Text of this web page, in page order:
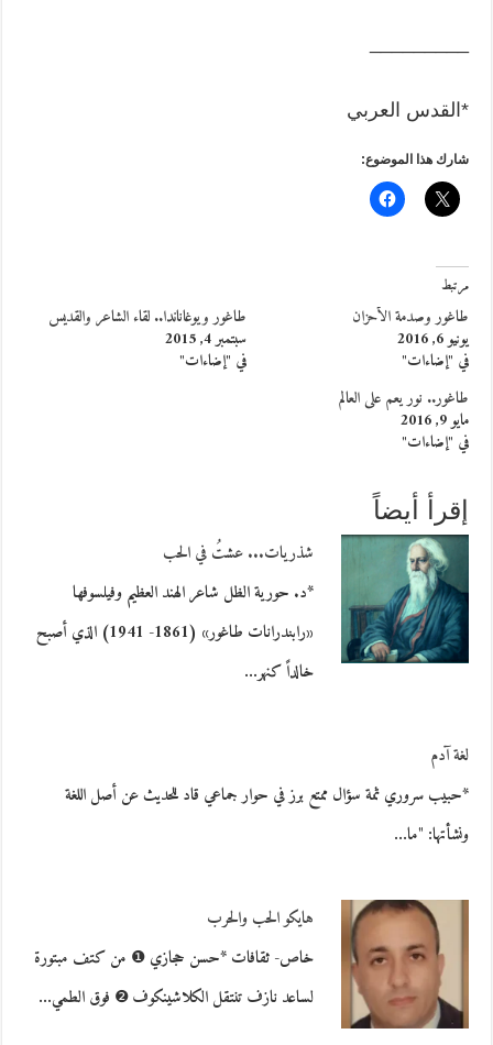
*القدس العربي
شارك هذا الموضوع:
مرتبط
طاغور وصدمة الأحزان
يونيو 6, 2016
في "إضاءات"
طاغور ويوغاناندا.. لقاء الشاعر والقديس
سبتمبر 4, 2015
في "إضاءات"
طاغور.. نور يعم على العالم
مايو 9, 2016
في "إضاءات"
إقرأ أيضاً
شذريات... عشتُ في الحب
*د. حورية الظل شاعر الهند العظيم وفيلسوفها
«رابندرانات طاغور» (1861- 1941) الذي أصبح
خالداً كنهر…
لغة آدم
*حبيب سروري ثمة سؤال ممتع برز في حوار جماعي قاد للحديث عن أصل اللغة
ونشأتها: "ما…
هايكو الحب والحرب
خاص- ثقافات *حسن حجازي ❶ من كتف مبتورة
لساعد نازف تنتقل الكلاشينكوف ❷ فوق الطمي…